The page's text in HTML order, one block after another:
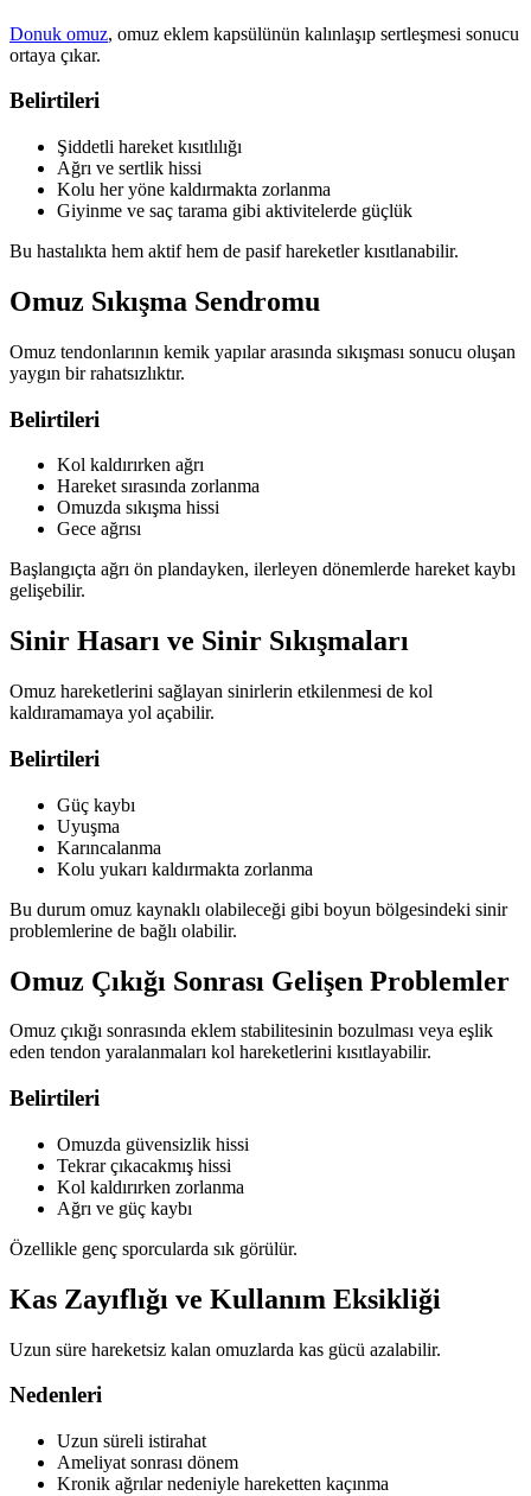
Donuk omuz, omuz eklem kapsülünün kalınlaşıp sertleşmesi sonucu
ortaya çıkar.
Belirtileri
Şiddetli hareket kısıtlılığı
Ağrı ve sertlik hissi
Kolu her yöne kaldırmakta zorlanma
Giyinme ve saç tarama gibi aktivitelerde güçlük
Bu hastalıkta hem aktif hem de pasif hareketler kısıtlanabilir.
Omuz Sıkışma Sendromu
Omuz tendonlarının kemik yapılar arasında sıkışması sonucu oluşan
yaygın bir rahatsızlıktır.
Belirtileri
Kol kaldırırken ağrı
Hareket sırasında zorlanma
Omuzda sıkışma hissi
Gece ağrısı
Başlangıçta ağrı ön plandayken, ilerleyen dönemlerde hareket kaybı
gelişebilir.
Sinir Hasarı ve Sinir Sıkışmaları
Omuz hareketlerini sağlayan sinirlerin etkilenmesi de kol
kaldıramamaya yol açabilir.
Belirtileri
Güç kaybı
Uyuşma
Karıncalanma
Kolu yukarı kaldırmakta zorlanma
Bu durum omuz kaynaklı olabileceği gibi boyun bölgesindeki sinir
problemlerine de bağlı olabilir.
Omuz Çıkığı Sonrası Gelişen Problemler
Omuz çıkığı sonrasında eklem stabilitesinin bozulması veya eşlik
eden tendon yaralanmaları kol hareketlerini kısıtlayabilir.
Belirtileri
Omuzda güvensizlik hissi
Tekrar çıkacakmış hissi
Kol kaldırırken zorlanma
Ağrı ve güç kaybı
Özellikle genç sporcularda sık görülür.
Kas Zayıflığı ve Kullanım Eksikliği
Uzun süre hareketsiz kalan omuzlarda kas gücü azalabilir.
Nedenleri
Uzun süreli istirahat
Ameliyat sonrası dönem
Kronik ağrılar nedeniyle hareketten kaçınma